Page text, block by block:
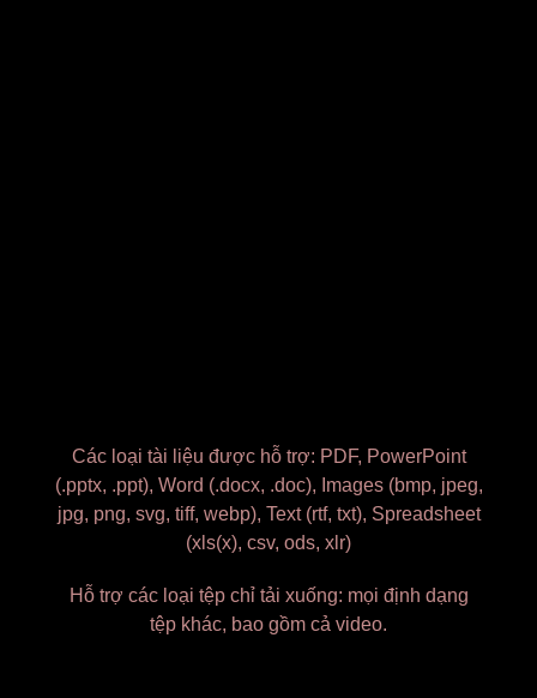
Các loại tài liệu được hỗ trợ: PDF, PowerPoint
(.pptx, .ppt), Word (.docx, .doc), Images (bmp, jpeg,
jpg, png, svg, tiff, webp), Text (rtf, txt), Spreadsheet
(xls(x), csv, ods, xlr)
Hỗ trợ các loại tệp chỉ tải xuống: mọi định dạng
tệp khác, bao gồm cả video.